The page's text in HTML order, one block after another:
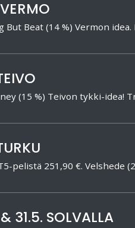
But Beat (14 %) Vermon
(15 %) Teivon tykki-idea!
pelistä 251,90 €. Velshede
31.5. SOLVALLA